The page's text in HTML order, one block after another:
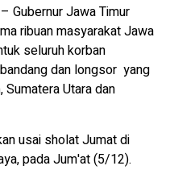
Gubernur Jawa Timur
ribuan masyarakat Jawa
seluruh korban
dan longsor yang
Utara dan
usai sholat Jumat di
pada Jum'at (5/12).